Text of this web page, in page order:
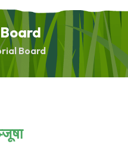
Board